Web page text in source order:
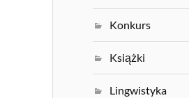
Konkurs
Książki
Lingwistyka